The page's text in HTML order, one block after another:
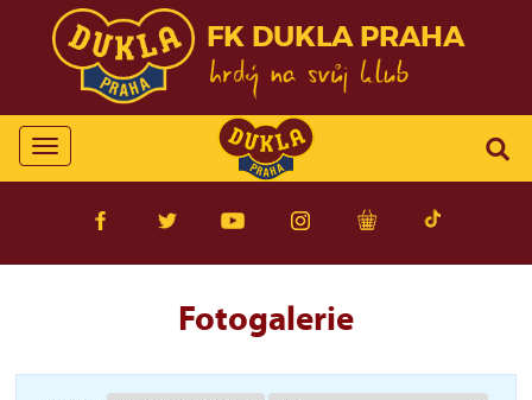
FK DUKLA PRAHA
Toggle
navigation
Fotogalerie